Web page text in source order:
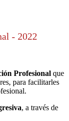
- 2022
Profesional que
para facilitarles
, a través de